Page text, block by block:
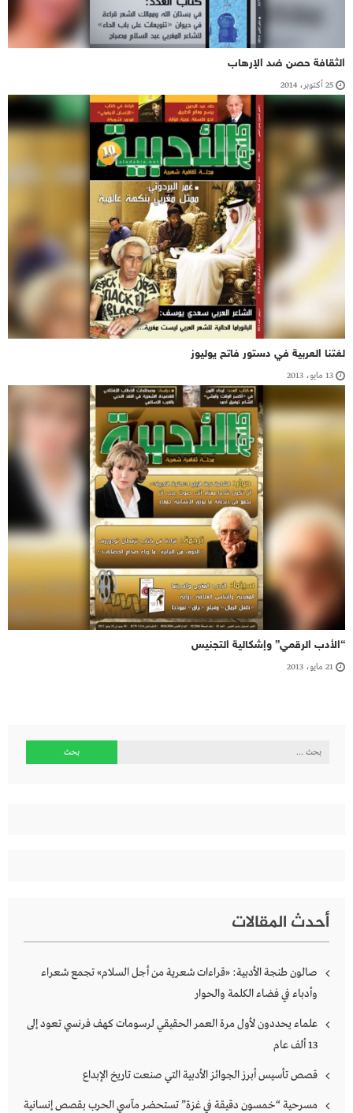
الثقافة حصن ضد الإرهاب
25 أكتوبر، 2014
لغتنا العربية في دستور فاتح يوليوز
13 مايو، 2013
“الأدب الرقمي” وإشكالية التجنيس
21 مايو، 2013
البحث
أحدث المقالات
صالون طنجة الأدبية: «قراءات شعرية من أجل السلام» تجمع شعراء
وأدباء في فضاء الكلمة والحوار
علماء يحددون لأول مرة العمر الحقيقي لرسومات كهف فرنسي تعود إلى
13 ألف عام
قصص تأسيس أبرز الجوائز الأدبية التي صنعت تاريخ الإبداع
مسرحية “خمسون دقيقة في غزة” تستحضر مآسي الحرب بقصص إنسانية